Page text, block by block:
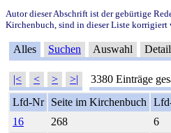
Autor dieser Abschrift ist der gebürtige
Kirchenbuch, sind in dieser Liste korrigiert
Alles Suchen Auswahl Detail
|< < > >| 3380 Einträge
Lfd-Nr
Seite im Kirchenbuch
16
268 6